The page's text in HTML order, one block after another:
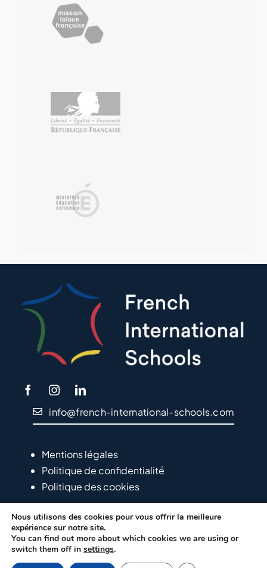
info@french-international-schools.com
Mentions légales
Politique de confidentialité
Politique des cookies
Nous utilisons des cookies pour vous offrir la meilleure
expérience sur notre site.
You can find out more about which cookies we are using or
switch them off in settings.